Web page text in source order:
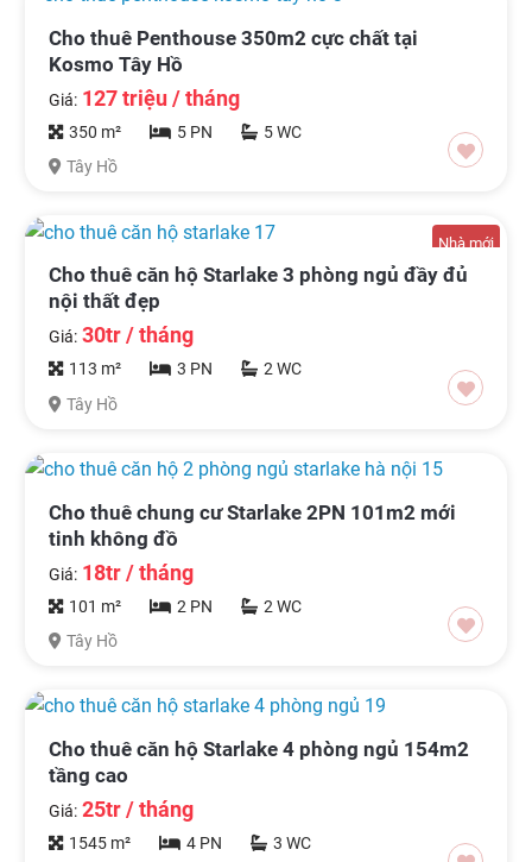
Cho thuê Penthouse 350m2 cực chất tại
Kosmo Tây Hồ
Giá:127 triệu / tháng
350 m² 5 PN
5 WC
Tây Hồ
Nhà mới
Cho thuê căn hộ Starlake 3 phòng ngủ đầy đủ
nội thất đẹp
Giá:30tr / tháng
113 m² 3 PN
2 WC
Tây Hồ
Cho thuê chung cư Starlake 2PN 101m2 mới
tinh không đồ
Giá:18tr / tháng
101 m² 2 PN
2 WC
Tây Hồ
Cho thuê căn hộ Starlake 4 phòng ngủ 154m2
tầng cao
Giá:25tr / tháng
1545 m² 4 PN
3 WC